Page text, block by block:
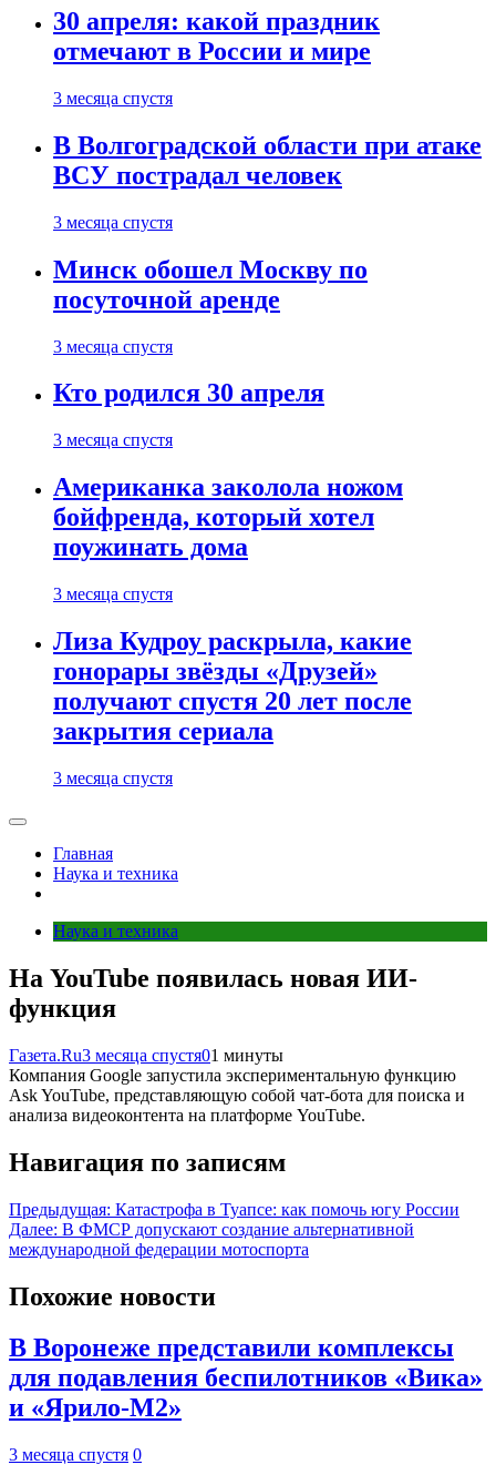
30 апреля: какой праздник
отмечают в России и мире
3 месяца спустя
В Волгоградской области при атаке
ВСУ пострадал человек
3 месяца спустя
Минск обошел Москву по
посуточной аренде
3 месяца спустя
Кто родился 30 апреля
3 месяца спустя
Американка заколола ножом
бойфренда, который хотел
поужинать дома
3 месяца спустя
Лиза Кудроу раскрыла, какие
гонорары звёзды «Друзей»
получают спустя 20 лет после
закрытия сериала
3 месяца спустя
Главная
Наука и техника
Наука и техника
На YouTube появилась новая ИИ-
функция
Газета.Ru3 месяца спустя01 минуты
Компания Google запустила экспериментальную функцию
Ask YouTube, представляющую собой чат-бота для поиска и
анализа видеоконтента на платформе YouTube.
Навигация по записям
Предыдущая: Катастрофа в Туапсе: как помочь югу России
Далее: В ФМСР допускают создание альтернативной
международной федерации мотоспорта
Похожие новости
В Воронеже представили комплексы
для подавления беспилотников «Вика»
и «Ярило-М2»
3 месяца спустя 0